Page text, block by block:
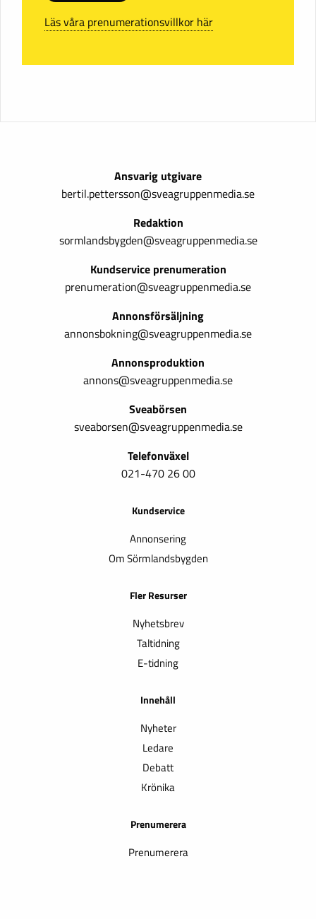
Läs våra prenumerationsvillkor här
Ansvarig utgivare
bertil.pettersson@sveagruppenmedia.se
Redaktion
sormlandsbygden@sveagruppenmedia.se
Kundservice prenumeration
prenumeration@sveagruppenmedia.se
Annonsförsäljning
annonsbokning@sveagruppenmedia.se
Annonsproduktion
annons@sveagruppenmedia.se
Sveabörsen
sveaborsen@sveagruppenmedia.se
Telefonväxel
021-470 26 00
Kundservice
Annonsering
Om Sörmlandsbygden
Fler Resurser
Nyhetsbrev
Taltidning
E-tidning
Innehåll
Nyheter
Ledare
Debatt
Krönika
Prenumerera
Prenumerera